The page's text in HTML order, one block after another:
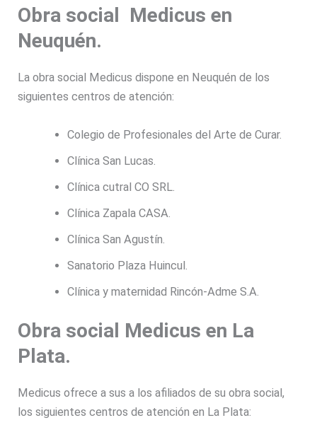
Obra social Medicus en
Neuquén.
La obra social Medicus dispone en Neuquén de los
siguientes centros de atención:
Colegio de Profesionales del Arte de Curar.
Clínica San Lucas.
Clínica cutral CO SRL.
Clínica Zapala CASA.
Clínica San Agustín.
Sanatorio Plaza Huincul.
Clínica y maternidad Rincón-Adme S.A.
Obra social Medicus en La
Plata.
Medicus ofrece a sus a los afiliados de su obra social,
los siguientes centros de atención en La Plata: